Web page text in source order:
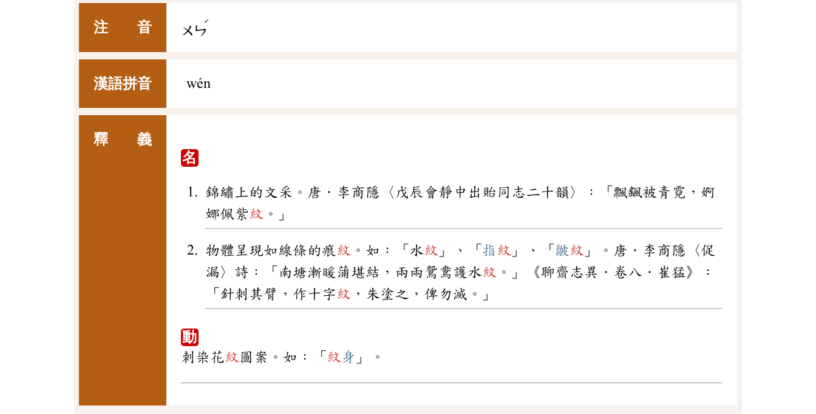
注 音 ㄨㄣ
ˊ
漢語拼音 wén
釋 義
名
錦繡上的文采。唐．李商隱〈戊辰會靜中出貽同志二十韻〉：「飄颻被青霓，婀
娜佩紫紋 。」
物體呈現如線條的痕 紋 。如：「水紋 」、「 指 紋 」、「 皺 紋 」。唐．李商隱〈促
漏〉詩：「南塘漸暖蒲堪結，兩兩鴛鴦護水紋 。」《聊齋志異．卷八．崔猛》：
「針刺其臂，作十字紋 ，朱塗之，俾勿滅。」
動
刺染花紋 圖案。如：「 紋 身 」。